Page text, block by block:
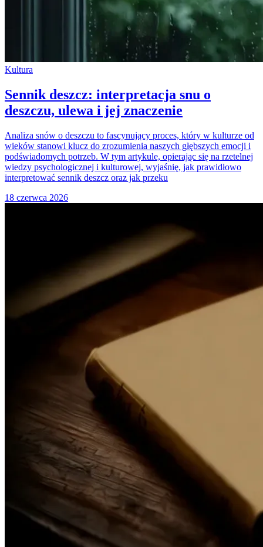
Kultura
Sennik deszcz: interpretacja snu o
deszczu, ulewa i jej znaczenie
Analiza snów o deszczu to fascynujący proces, który w kulturze od
wieków stanowi klucz do zrozumienia naszych głębszych emocji i
podświadomych potrzeb. W tym artykule, opierając się na rzetelnej
wiedzy psychologicznej i kulturowej, wyjaśnię, jak prawidłowo
interpretować sennik deszcz oraz jak przeku
18 czerwca 2026